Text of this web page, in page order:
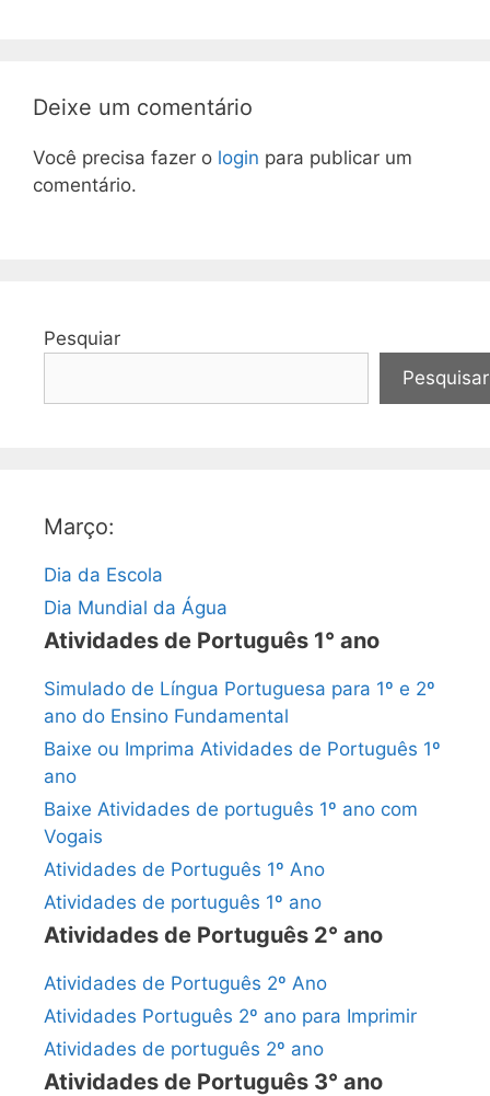
Deixe um comentário
Você precisa fazer o login para publicar um
comentário.
Pesquiar
Pesquisar
Março:
Dia da Escola
Dia Mundial da Água
Atividades de Português 1° ano
Simulado de Língua Portuguesa para 1º e 2º
ano do Ensino Fundamental
Baixe ou Imprima Atividades de Português 1º
ano
Baixe Atividades de português 1º ano com
Vogais
Atividades de Português 1º Ano
Atividades de português 1º ano
Atividades de Português 2° ano
Atividades de Português 2º Ano
Atividades Português 2º ano para Imprimir
Atividades de português 2º ano
Atividades de Português 3° ano